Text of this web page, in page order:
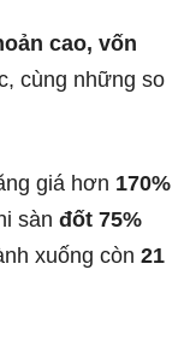
cao, vốn
cùng những so
giá hơn 170%
sàn đốt 75%
xuống còn 21